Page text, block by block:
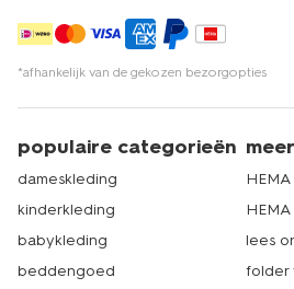
*afhankelijk van de gekozen bezorgopties
populaire categorieën
dameskleding
kinderkleding
babykleding
beddengoed
lees
folder